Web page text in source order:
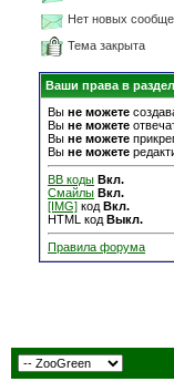
Нет новых
Тема закрыта
Ваши права в
Вы не можете
Вы не можете
Вы не можете
Вы не можете
BB коды Вкл.
Смайлы Вкл.
[IMG] код Вкл.
HTML код Выкл.
Правила форума